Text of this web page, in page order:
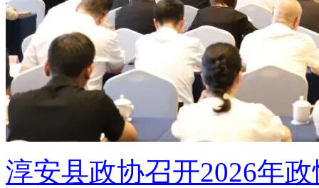
淳安县政协召开2026年